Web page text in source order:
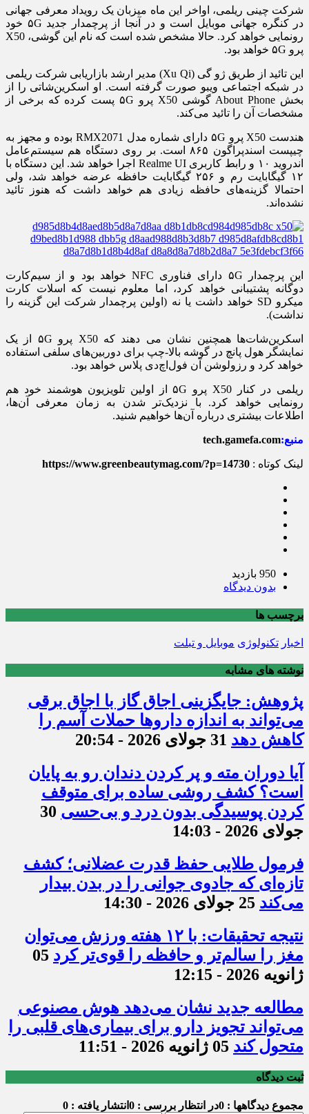
شرکت چینی ریلمی، اواخر این ماه میزبان یک رویداد معرفی جهانی
در کنگره جهانی موبایل است و در آنجا از پرچمدار جدید ۵G خود
رونمایی خواهد کرد. حالا مشخص شده است که نام این گوشی، X50
پرو ۵G خواهد بود.
این تائید از طریق ژو گی (Xu Qi) مدیر ارشد بازاریابی شرکت ریلمی
در شبکه اجتماعی ویبو صورت گرفته است. او اسکرین‌شاتی را از
بخش About Phone گوشی X50 پرو ۵G پست کرده که برخی از
مشخصات آن را تائید می‌کند.
هندست X50 پرو ۵G دارای شماره مدل RMX2071 بوده و مجهز به
چیپست اسندپراگون ۸۶۵ است. بر روی دستگاه هم سیستم‌عامل
اندروید ۱۰ و رابط کاربری Realme UI اجرا خواهد شد. این دستگاه با
۱۲ گیگابایت رم و ۲۵۶ گیگابایت حافظه عرضه خواهد شد، ولی
احتمالا گزینه‌های حافظه زیادی هم خواهد داشت که هنوز تائید
نشده‌اند.
این پرچمدار ۵G دارای فناوری NFC خواهد بود و از سیم‌کارت
دوگانه پشتیبانی خواهد کرد، اما معلوم نیست که اسلات کارت
میکرو SD خواهد داشت یا نه (اولین پرچمدار شرکت این گزینه را
نداشت).
اسکرین‌شات‌ها همچنین نشان می دهند که X50 پرو ۵G از یک
نمایشگر هول پانچ در گوشه بالا-چپ برای دوربین‌های سلفی استفاده
خواهد کرد و رزولوشن آن فول‌اچ‌دی پلاس خواهد بود.
ریلمی در کنار X50 پرو ۵G از اولین تلویزیون هوشمند خود هم
رونمایی خواهد کرد. با نزدیک‌تر شدن به زمان معرفی آن‌ها،
اطلاعات بیشتری درباره آن‌ها خواهیم شنید.
منبع:tech.gamefa.com
لینک کوتاه : https://www.greenbeautymag.com/?p=14730
950 بازدید
بدون دیدگاه
برچسب ها
اخبار تکنولوژی موبایل و تبلت
نوشته های مشابه
پژوهش: جایگزینی اجاق گاز با اجاق برقی
می‌تواند به اندازه داروها حملات آسم را
کاهش دهد 31 جولای 2026 - 20:54
آیا دوران مته و پر کردن دندان رو به پایان
است؟ کشف روشی ساده برای متوقف
کردن پوسیدگی بدون درد و بی‌حسی 30
جولای 2026 - 14:03
فرمول طلایی حفظ قدرت عضلانی؛ کشف
تازه‌ای که جادوی جوانی را در بدن بیدار
می‌کند 25 جولای 2026 - 14:30
نتیجه تحقیقات: با ۱۲ هفته ورزش می‌توان
مغز را سالم‌تر و حافظه را قوی‌تر کرد 05
ژانویه 2026 - 12:15
مطالعه جدید نشان می‌دهد هوش مصنوعی
می‌تواند تجویز دارو برای بیماری‌های قلبی را
متحول کند 05 ژانویه 2026 - 11:51
ثبت دیدگاه
مجموع دیدگاهها : 0 در انتظار بررسی : 0 انتشار یافته : 0